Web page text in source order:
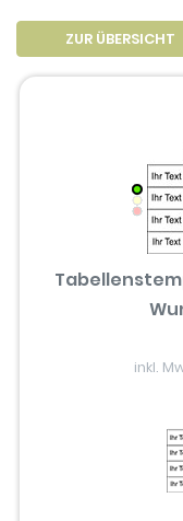
ZUR ÜBERSICHT
inkl.